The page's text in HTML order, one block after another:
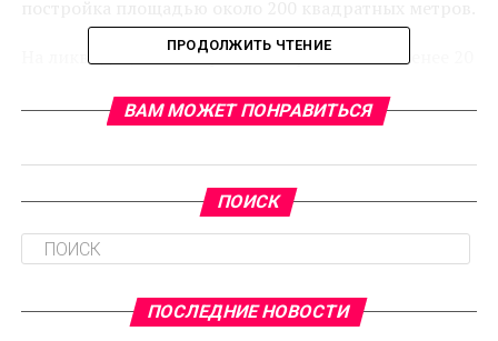
На ликвидацию возгорания потребовалось менее 20
пострадал.
К тушению пожара привлекались силы 109-й и 151-
й пожарных частей Выборгского отряда
Леноблпожспас. Специалисты оперативно
локализовали и полностью ликвидировали
возгорание.
RELATED TOPICS:
ПРОДОЛЖИТЬ ЧТЕНИЕ
ВАМ МОЖЕТ ПОНРАВИТЬСЯ
ПОИСК
ПОСЛЕДНИЕ НОВОСТИ